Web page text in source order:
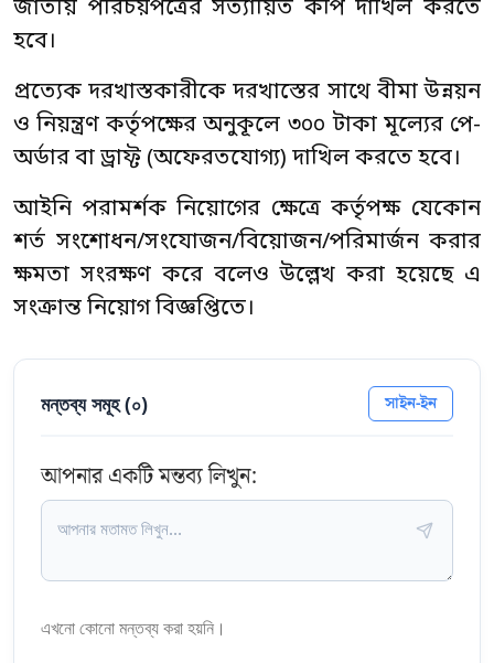
জাতীয় পরিচয়পত্রের সত্যায়িত কপি দাখিল করতে
হবে।
প্রত্যেক দরখাস্তকারীকে দরখাস্তের সাথে বীমা উন্নয়ন
ও নিয়ন্ত্রণ কর্তৃপক্ষের অনুকূলে ৩০০ টাকা মূল্যের পে-
অর্ডার বা ড্রাফ্ট (অফেরতযোগ্য) দাখিল করতে হবে।
আইনি পরামর্শক নিয়োগের ক্ষেত্রে কর্তৃপক্ষ যেকোন
শর্ত সংশোধন/সংযোজন/বিয়োজন/পরিমার্জন করার
ক্ষমতা সংরক্ষণ করে বলেও উল্লেখ করা হয়েছে এ
সংক্রান্ত নিয়োগ বিজ্ঞপ্তিতে।
মন্তব্য সমূহ (০) সাইন-ইন
আপনার একটি মন্তব্য লিখুন:
এখনো কোনো মন্তব্য করা হয়নি।